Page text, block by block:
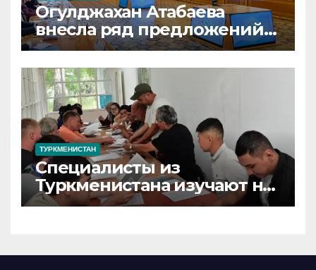
Огулджахан Атабаева
внесла ряд предложений
по поддержке грудного
вскармливания в
Туркменистане
ТУРКМЕНИСТАН
Специалисты из
Туркменистана изучают на
Иссык-Куле вопросы